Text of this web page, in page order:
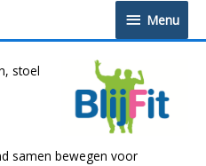
Menu
Menu
stoel
samen bewegen voor